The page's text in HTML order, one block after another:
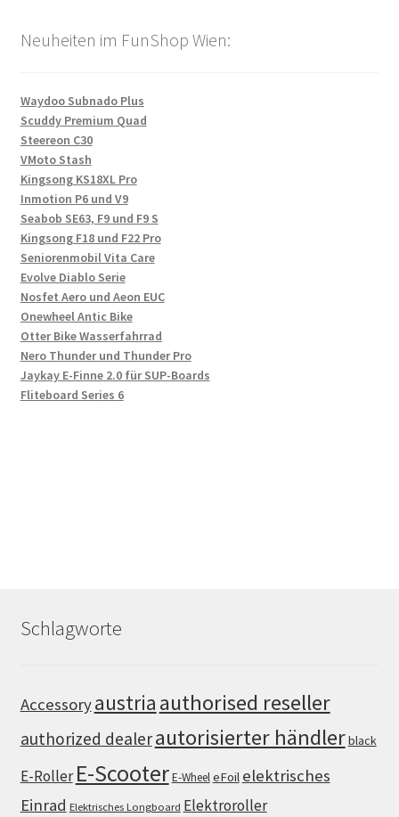
Neuheiten im FunShop Wien:
Waydoo Subnado Plus
Scuddy Premium Quad
Steereon C30
VMoto Stash
Kingsong KS18XL Pro
Inmotion P6 und V9
Seabob SE63, F9 und F9 S
Kingsong F18 und F22 Pro
Seniorenmobil Vita Care
Evolve Diablo Serie
Nosfet Aero und Aeon EUC
Onewheel Antic Bike
Otter Bike Wasserfahrrad
Nero Thunder und Thunder Pro
Jaykay E-Finne 2.0 für SUP-Boards
Fliteboard Series 6
Schlagworte
Accessoryaustria authorised reseller
authorized dealerautorisierter händlerblack
E-Roller E-ScooterE-WheeleFoil elektrisches
Einrad Elektrisches Longboard Elektroroller